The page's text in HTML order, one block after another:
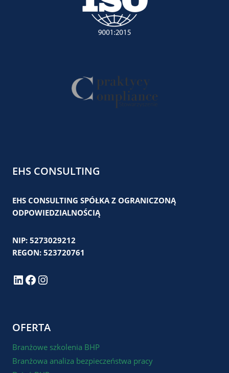
EHS CONSULTING
EHS CONSULTING SPÓŁKA Z OGRANICZONĄ
ODPOWIEDZIALNOŚCIĄ
NIP: 5273029212
REGON: 523720761
LinkedIn
Facebook
Instagram
OFERTA
Branżowe szkolenia BHP
Branżowa analiza bezpieczeństwa pracy